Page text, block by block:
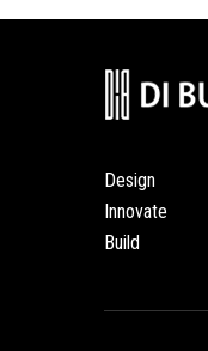
Design
Innovate
Build